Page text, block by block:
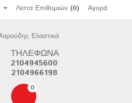
Λίστα Επιθυμιών (0) Αγορά
ΤΗΛΈΦΩΝΑ
2104945600
2104966198
0